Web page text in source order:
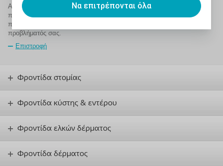
Να επιτρέπονται όλα
Αν αυτές οι επιλογές δεν είναι κατάλληλες για τον τύπο ακράτειας
που βιώνετε ή τον τρόπο ζωής σας, ο ιατρός σας ενδέχεται να σας
προτείνει να προχωρήσετε στην χειρουργική αντιμετώπιση του
προβλήματός σας.
Επιστροφή
Φροντίδα στομίας
Φροντίδα κύστης & εντέρου
Φροντίδα ελκών δέρματος
Φροντίδα δέρματος